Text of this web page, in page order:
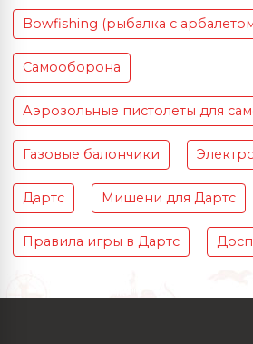
Bowfishing (рыбалка с
Самооборона
Аэрозольные пистолеты для
Газовые балончики
Дартс Мишени для Дартс
Правила игры в Дартс